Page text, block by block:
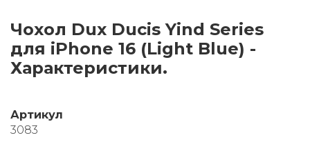
Чохол Dux Ducis Yind Series
для iPhone 16 (Light Blue) -
Характеристики.
Артикул
3083